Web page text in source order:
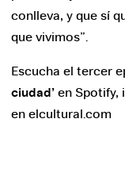
conlleva, y que sí
que vivimos”.
Escucha el tercer
ciudad’ en Spotify,
en elcultural.com